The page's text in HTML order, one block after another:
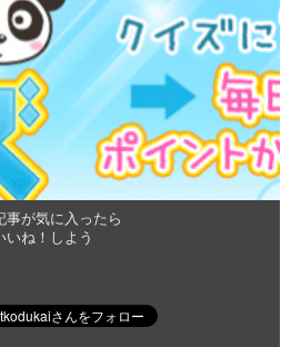
事が気に入ったら
いね！しよう